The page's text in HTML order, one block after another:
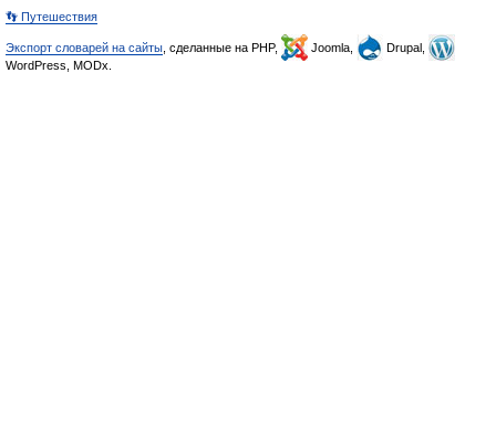
👣 Путешествия
Экспорт словарей на сайты , сделанные на PHP, Joomla,
Drupal,
WordPress, MODx.